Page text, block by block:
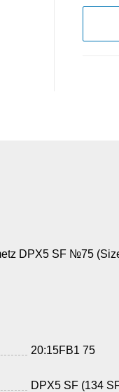
DPX5 SF №75
20:15FB1 75
DPX5 SF (134